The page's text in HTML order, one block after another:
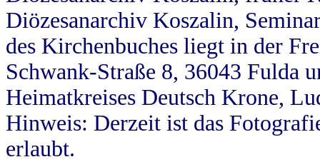
Diözesanarchiv Koszalin,
des Kirchenbuches liegt in der
Schwank-Straße 8, 36043 Fulda
Heimatkreises Deutsch Krone,
Hinweis: Derzeit ist das
erlaubt.